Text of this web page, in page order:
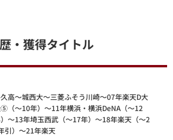
・獲得タイトル
高～城西大～三菱ふそう川崎～07年楽天D大
（～10年）～11年横浜・横浜DeNA（～12
～13年埼玉西武（～17年）～18年楽天（～2
引）～21年楽天